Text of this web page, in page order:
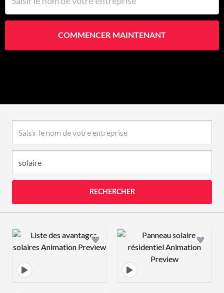
COMMENCER MAINTENANT
RECHERCHER
Design preview image Design preview